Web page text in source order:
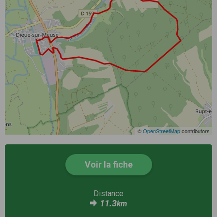
©OpenStreetMapcontributors
Voir la fiche
Distance
11.3km